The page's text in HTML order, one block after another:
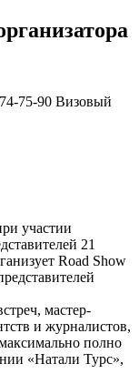
75-90 Визовый
участии
21
Road Show
мастер-
и журналистов,
полно
«Натали Турс»,